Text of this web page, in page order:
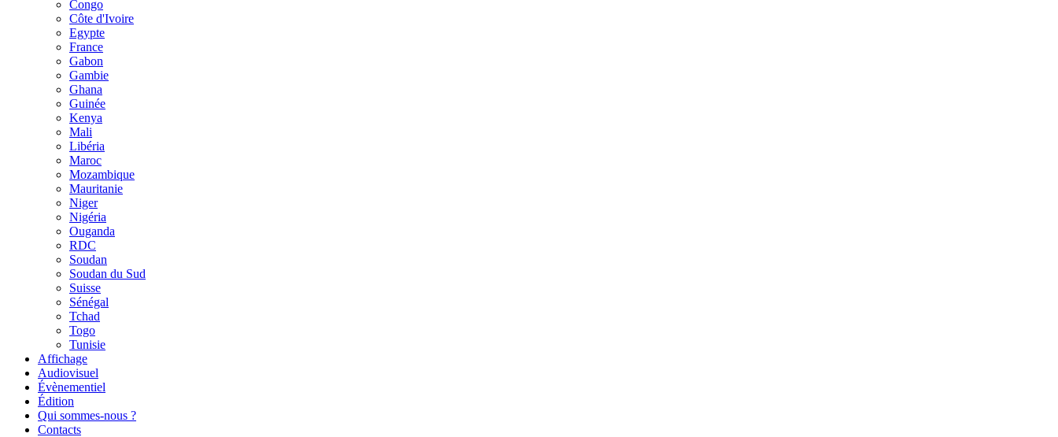
Congo
Côte d'Ivoire
Egypte
France
Gabon
Gambie
Ghana
Guinée
Kenya
Mali
Libéria
Maroc
Mozambique
Mauritanie
Niger
Nigéria
Ouganda
RDC
Soudan
Soudan du Sud
Suisse
Sénégal
Tchad
Togo
Tunisie
Affichage
Audiovisuel
Évènementiel
Édition
Qui sommes-nous ?
Contacts